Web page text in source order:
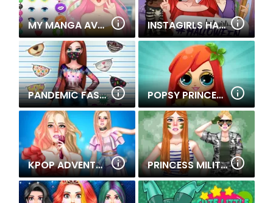
MY MANGA AVATAR INSTAGIRLS HALLOWEEN DRESS UP
PANDEMIC FASHION MASK POPSY PRINCESS DELICIOUS FASHION
KPOP ADVENTURE PRINCESS MILITARY FASHION